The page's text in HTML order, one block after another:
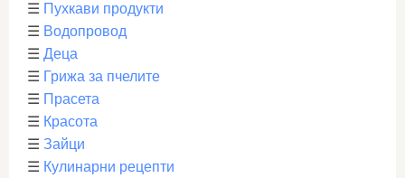
☰ Пухкави продукти
☰ Водопровод
☰ Деца
☰ Грижа за пчелите
☰ Прасета
☰ Красота
☰ Зайци
☰ Кулинарни рецепти